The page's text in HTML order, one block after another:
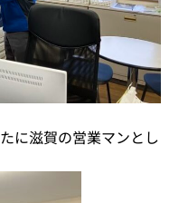
に滋賀の営業マンとし